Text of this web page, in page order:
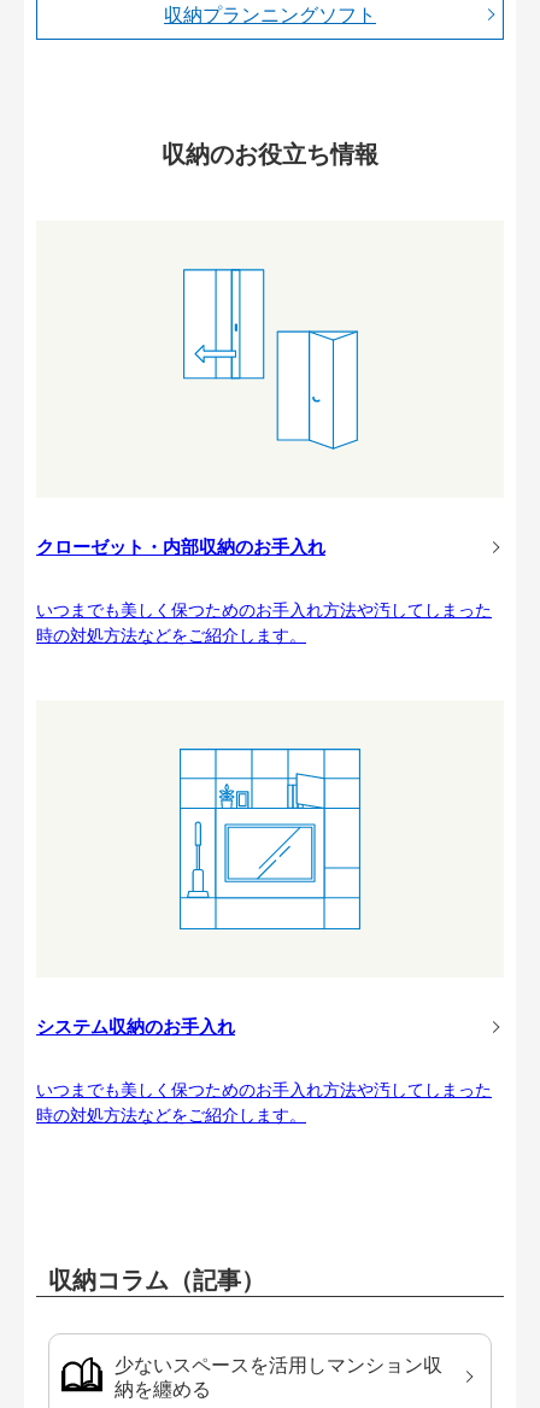
収納プランニングソフト
収納のお役立ち情報
クローゼット・内部収納のお手入れ
いつまでも美しく保つためのお手入れ方法や汚してしまった
時の対処方法などをご紹介します。
システム収納のお手入れ
いつまでも美しく保つためのお手入れ方法や汚してしまった
時の対処方法などをご紹介します。
収納コラム（記事）
少ないスペースを活用しマンション収
納を纏める